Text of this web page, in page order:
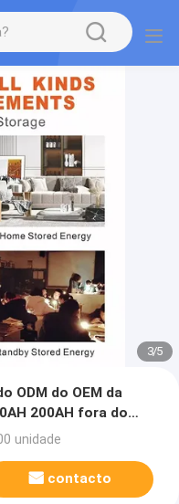
3/5
ODM do OEM da
200AH fora do
da casa da bateria
unidade
contacto